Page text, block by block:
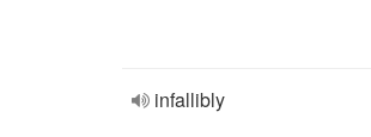
infallibly